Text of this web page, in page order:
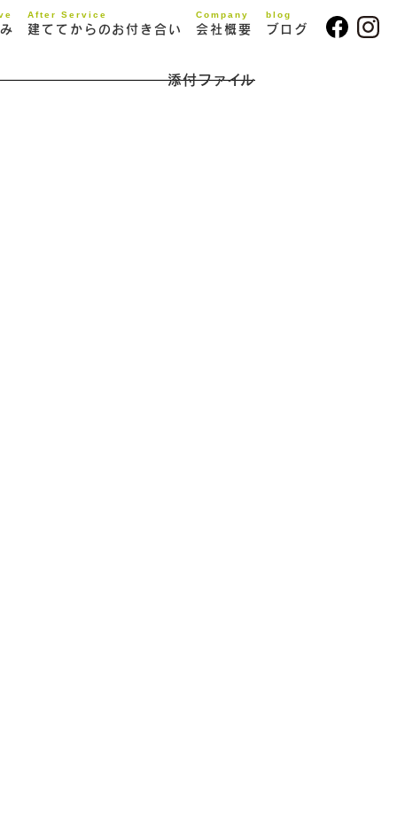
After Service
建ててからのお付き合い
Company
会社概要
blog
ブログ
添付ファイル